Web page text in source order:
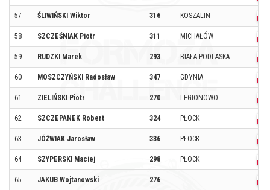
57 ŚLIWIŃSKI Wiktor 316 KOSZALIN
58 SZCZEŚNIAK Piotr 311 MICHAŁÓW
59 RUDZKI Marek 293 BIAŁA PODLASKA
60 MOSZCZYŃSKI Radosław 347 GDYNIA
61 ZIELIŃSKI Piotr 270 LEGIONOWO
62 SZCZEPANEK Robert 324 PŁOCK
63 JÓŹWIAK Jarosław 336 PŁOCK
64 SZYPERSKI Maciej 298 PŁOCK
65 JAKUB Wojtanowski 276